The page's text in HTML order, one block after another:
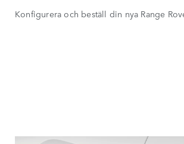
Konfigurera och beställ din nya Range